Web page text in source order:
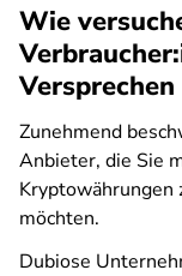
Wie
Zunehmend
Anbieter, die Sie
Kryptowährungen
möchten.
Dubiose